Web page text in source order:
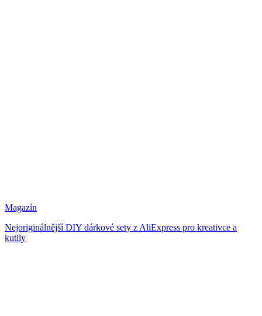
Magazín
Nejoriginálnější DIY dárkové sety z AliExpress pro kreativce a
kutily